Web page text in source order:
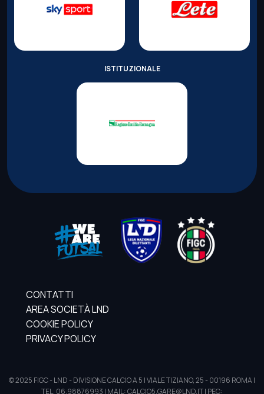
ISTITUZIONALE
CONTATTI
AREA SOCIETÀ LND
COOKIE POLICY
PRIVACY POLICY
© 2025 FIGC - LND - DIVISIONE CALCIO A 5 | VIALE TIZIANO, 25 - 00196 ROMA |
TEL. 06.98876993 | MAIL: CALCIO5.GARE@LND.IT | PEC: